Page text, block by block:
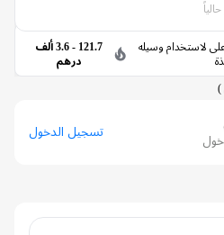
وسيله
121.7 - 3.6 ألف
درهم
تسجيل الدخول